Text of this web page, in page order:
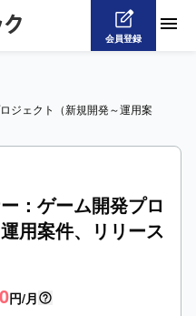
会員登録
ジェクト（新規開発～運用案
：ゲーム開発プロ
用案件、リリース
円/月